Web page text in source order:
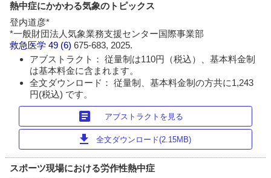
熱中症にかかわる気象のトピックス
登内道彦*
*一般財団法人気象業務支援センター国際事業部
救急医学 49 (6)675-683, 2025.
アブストラクト： 従量制は110円（税込）、基本料金制
は基本料金に含まれます。
全文ダウンロード： 従量制、基本料金制の方共に1,243
円(税込) です。
article アブストラクトを見る
download 全文ダウンロード(2.15MB)
スポーツ現場における労作性熱中症